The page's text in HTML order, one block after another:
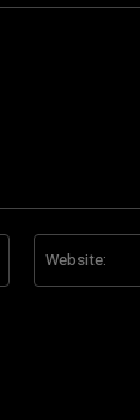
Posta:*